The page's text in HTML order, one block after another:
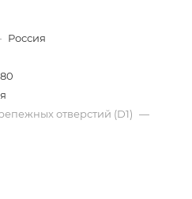
Россия
отверстий (D1) —